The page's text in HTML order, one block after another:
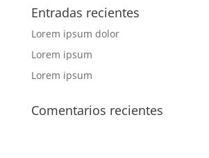
Entradas recientes
Lorem ipsum dolor
Lorem ipsum
Lorem ipsum
Comentarios recientes